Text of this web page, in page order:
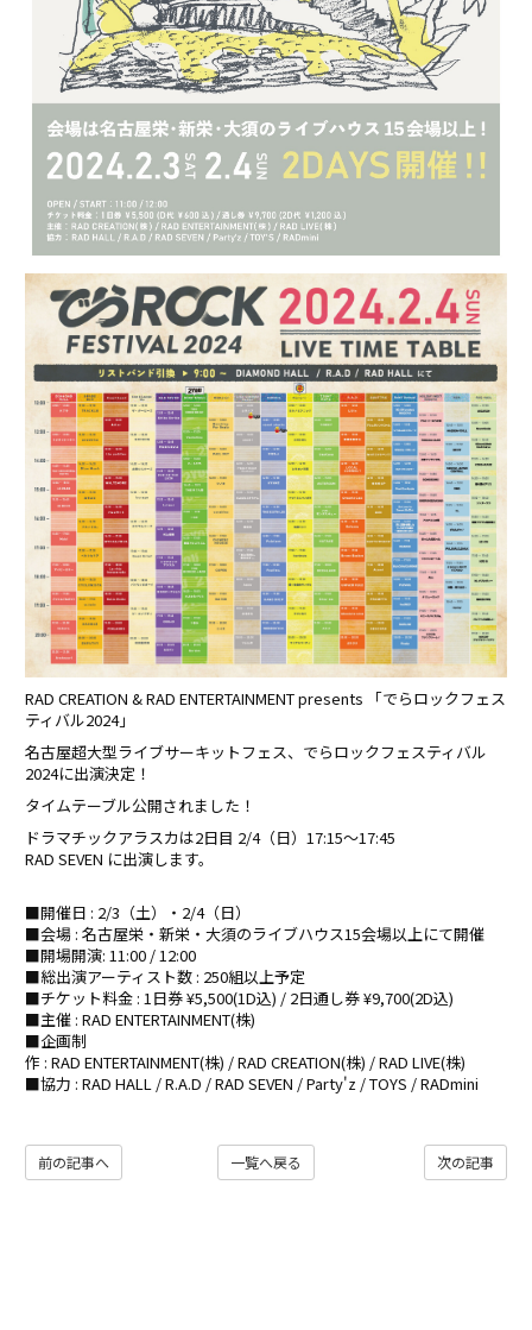
RAD CREATION & RAD ENTERTAINMENT presents 「でらロックフェス
ティバル2024」
名古屋超大型ライブサーキットフェス、でらロックフェスティバル
2024に出演決定！
タイムテーブル公開されました！
ドラマチックアラスカは2日目 2/4（日）17:15〜17:45
RAD SEVEN に出演します。
■開催日 : 2/3（土）・2/4（日）
■会場 : 名古屋栄・新栄・大須のライブハウス15会場以上にて開催
■開場開演: 11:00 / 12:00
■総出演アーティスト数 : 250組以上予定
■チケット料金 : 1日券 ¥5,500(1D込) / 2日通し券 ¥9,700(2D込)
■主催 : RAD ENTERTAINMENT(株)
■企画制
作 : RAD ENTERTAINMENT(株) / RAD CREATION(株) / RAD LIVE(株)
■協力 : RAD HALL / R.A.D / RAD SEVEN / Party'z / TOYS / RADmini
次の記事
一覧へ戻る
前の記事へ